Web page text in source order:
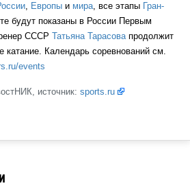
, Европы и мира, все этапы Гран-
будут показаны в России Первым
СССР Татьяна Тарасовапродолжит
катание. Календарь соревнований см.
events
источник: sports.ru